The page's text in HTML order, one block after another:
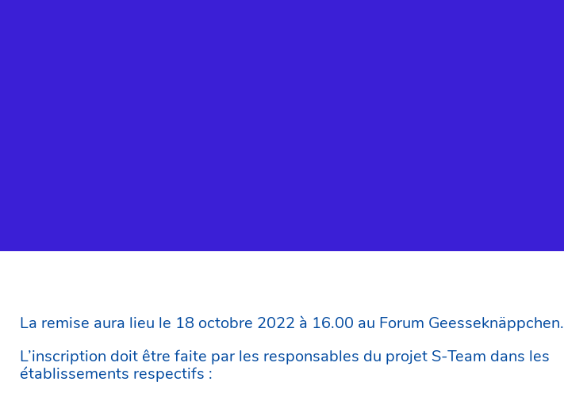
La remise aura lieu le 18 octobre 2022 à 16.00 au Forum Geesseknäppchen.
L’inscription doit être faite par les responsables du projet S-Team dans les
établissements respectifs :